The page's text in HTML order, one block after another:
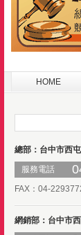
HOME
總部：台中市西
服務電話
FAX：04-
網銷部：台中市